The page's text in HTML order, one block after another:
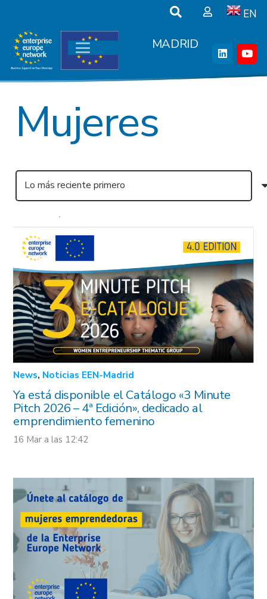
EN
MADRID
Mujeres
News, Noticias EEN-Madrid
Ya está disponible el Catálogo «3 Minute
Pitch 2026 – 4ª Edición», dedicado al
emprendimiento femenino
16 Mar a las 12:42